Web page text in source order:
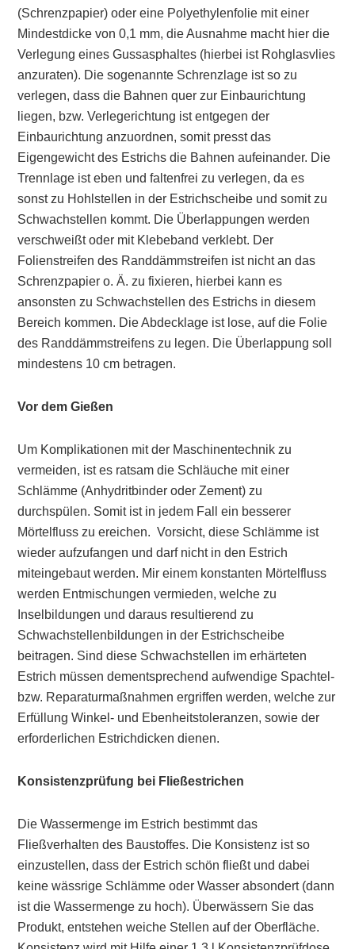
(Schrenzpapier) oder eine Polyethylenfolie mit einer
Mindestdicke von 0,1 mm, die Ausnahme macht hier die
Verlegung eines Gussasphaltes (hierbei ist Rohglasvlies
anzuraten). Die sogenannte Schrenzlage ist so zu
verlegen, dass die Bahnen quer zur Einbaurichtung
liegen, bzw. Verlegerichtung ist entgegen der
Einbaurichtung anzuordnen, somit presst das
Eigengewicht des Estrichs die Bahnen aufeinander. Die
Trennlage ist eben und faltenfrei zu verlegen, da es
sonst zu Hohlstellen in der Estrichscheibe und somit zu
Schwachstellen kommt. Die Überlappungen werden
verschweißt oder mit Klebeband verklebt. Der
Folienstreifen des Randdämmstreifen ist nicht an das
Schrenzpapier o. Ä. zu fixieren, hierbei kann es
ansonsten zu Schwachstellen des Estrichs in diesem
Bereich kommen. Die Abdecklage ist lose, auf die Folie
des Randdämmstreifens zu legen. Die Überlappung soll
mindestens 10 cm betragen.
Vor dem Gießen
Um Komplikationen mit der Maschinentechnik zu
vermeiden, ist es ratsam die Schläuche mit einer
Schlämme (Anhydritbinder oder Zement) zu
durchspülen. Somit ist in jedem Fall ein besserer
Mörtelfluss zu ereichen. Vorsicht, diese Schlämme ist
wieder aufzufangen und darf nicht in den Estrich
miteingebaut werden. Mir einem konstanten Mörtelfluss
werden Entmischungen vermieden, welche zu
Inselbildungen und daraus resultierend zu
Schwachstellenbildungen in der Estrichscheibe
beitragen. Sind diese Schwachstellen im erhärteten
Estrich müssen dementsprechend aufwendige Spachtel-
bzw. Reparaturmaßnahmen ergriffen werden, welche zur
Erfüllung Winkel- und Ebenheitstoleranzen, sowie der
erforderlichen Estrichdicken dienen.
Konsistenzprüfung bei Fließestrichen
Die Wassermenge im Estrich bestimmt das
Fließverhalten des Baustoffes. Die Konsistenz ist so
einzustellen, dass der Estrich schön fließt und dabei
keine wässrige Schlämme oder Wasser absondert (dann
ist die Wassermenge zu hoch). Überwässern Sie das
Produkt, entstehen weiche Stellen auf der Oberfläche.